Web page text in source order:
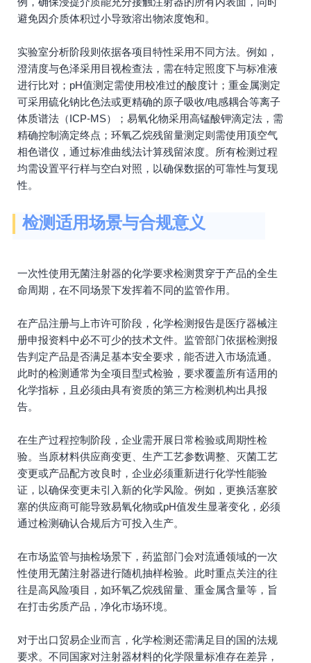
避免因介质体积过小导致溶出物浓度饱和。
实验室分析阶段则依据各项目特性采用不同方法。例如，
澄清度与色泽采用目视检查法，需在特定照度下与标准液
进行比对；pH值测定需使用校准过的酸度计；重金属测定
可采用硫化钠比色法或更精确的原子吸收/电感耦合等离子
体质谱法（ICP-MS）；易氧化物采用高锰酸钾滴定法，需
精确控制滴定终点；环氧乙烷残留量测定则需使用顶空气
相色谱仪，通过标准曲线法计算残留浓度。所有检测过程
均需设置平行样与空白对照，以确保数据的可靠性与复现
性。
检测适用场景与合规意义
一次性使用无菌注射器的化学要求检测贯穿于产品的全生
命周期，在不同场景下发挥着不同的监管作用。
在产品注册与上市许可阶段，化学检测报告是医疗器械注
册申报资料中必不可少的技术文件。监管部门依据检测报
告判定产品是否满足基本安全要求，能否进入市场流通。
此时的检测通常为全项目型式检验，要求覆盖所有适用的
化学指标，且必须由具有资质的第三方检测机构出具报
告。
在生产过程控制阶段，企业需开展日常检验或周期性检
验。当原材料供应商变更、生产工艺参数调整、灭菌工艺
变更或产品配方改良时，企业必须重新进行化学性能验
证，以确保变更未引入新的化学风险。例如，更换活塞胶
塞的供应商可能导致易氧化物或pH值发生显著变化，必须
通过检测确认合规后方可投入生产。
在市场监管与抽检场景下，药监部门会对流通领域的一次
性使用无菌注射器进行随机抽样检验。此时重点关注的往
往是高风险项目，如环氧乙烷残留量、重金属含量等，旨
在打击劣质产品，净化市场环境。
对于出口贸易企业而言，化学检测还需满足目的国的法规
要求。不同国家对注射器材料的化学限量标准存在差异，